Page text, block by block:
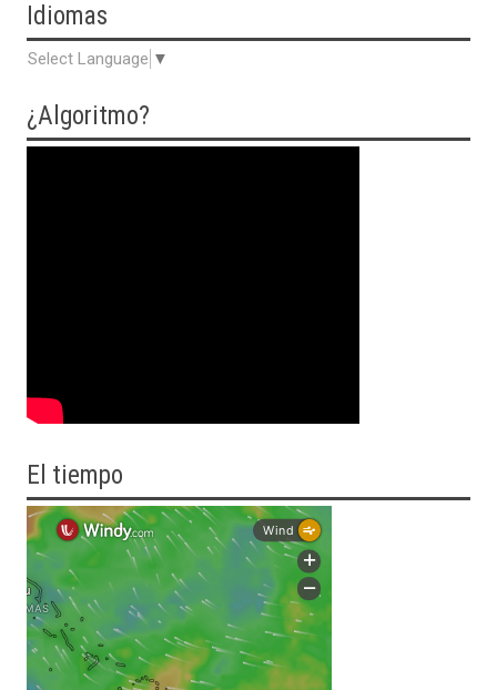
Idiomas
Select Language ▼
¿Algoritmo?
El tiempo